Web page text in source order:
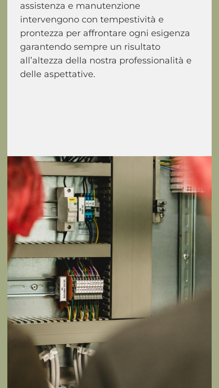
assistenza e manutenzione
intervengono con tempestività e
prontezza per affrontare ogni esigenza
garantendo sempre un risultato
all’altezza della nostra professionalità e
delle aspettative.